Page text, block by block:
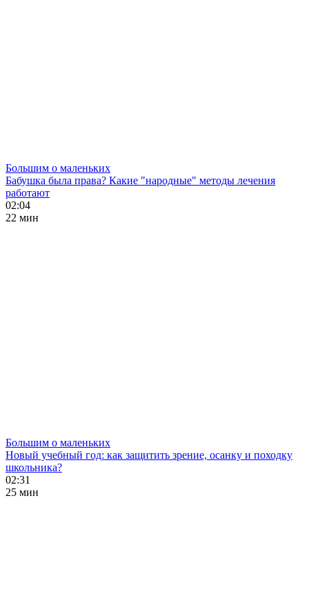
Большим о маленьких
Бабушка была права? Какие "народные" методы лечения
работают
02:04
22 мин
Большим о маленьких
Новый учебный год: как защитить зрение, осанку и походку
школьника?
02:31
25 мин